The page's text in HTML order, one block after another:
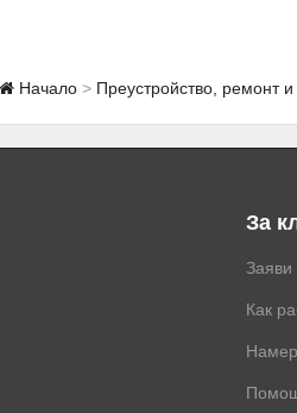
Начало Преустройство, ремонт
За
Заяви
Как